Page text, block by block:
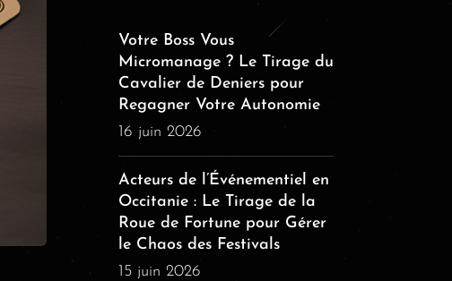
Votre Boss Vous
Micromanage ? Le Tirage du
Cavalier de Deniers pour
Regagner Votre Autonomie
16 juin 2026
Acteurs de l’Événementiel en
Occitanie : Le Tirage de la
Roue de Fortune pour Gérer
le Chaos des Festivals
15 juin 2026